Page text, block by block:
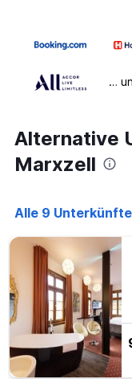
…
Alternative
Marxzell
Alle 9